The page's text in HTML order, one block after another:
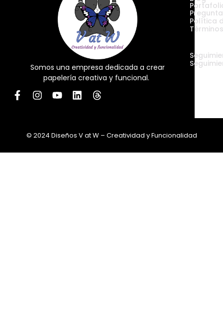
Somos una empresa dedicada a crear
papelería creativa y funcional.
Política
© 2024 Diseños V at W – Creatividad y Funcionalidad